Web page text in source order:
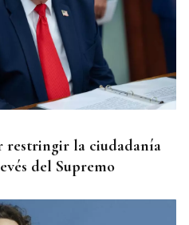
restringir la ciudadanía
del Supremo